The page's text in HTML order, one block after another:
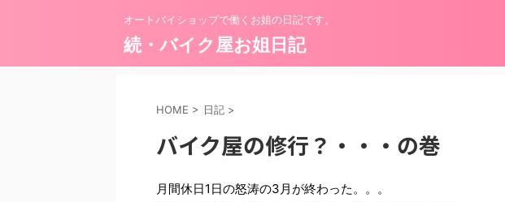
オートバイショップで働くお姐の日記です。
続・バイク屋お姐日記
HOME > 日記 >
バイク屋の修行？・・・の巻
月間休日1日の怒涛の3月が終わった。。。